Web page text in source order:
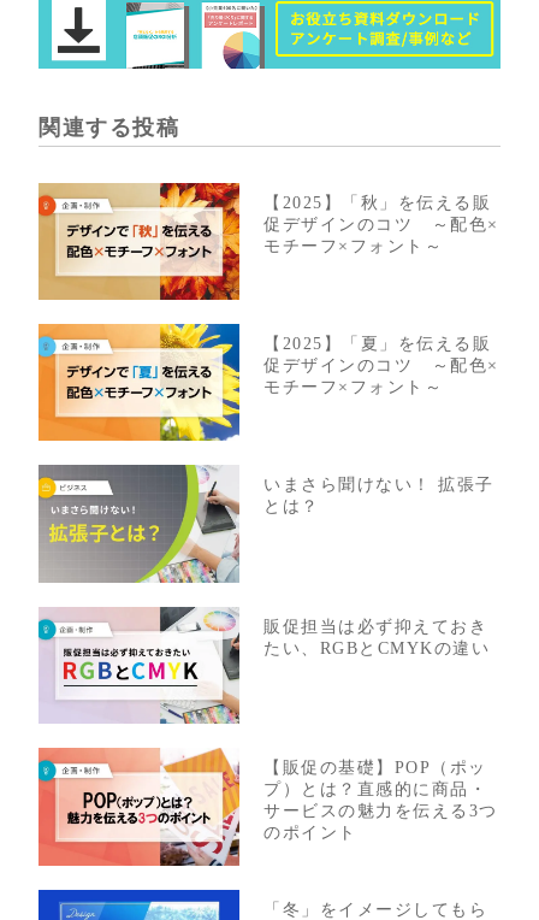
関連する投稿
【2025】「秋」を伝える販
促デザインのコツ ～配色×
モチーフ×フォント～
【2025】「夏」を伝える販
促デザインのコツ ～配色×
モチーフ×フォント～
いまさら聞けない！ 拡張子
とは？
販促担当は必ず抑えておき
たい、RGBとCMYKの違い
【販促の基礎】POP（ポッ
プ）とは？直感的に商品・
サービスの魅力を伝える3つ
のポイント
「冬」をイメージしてもら